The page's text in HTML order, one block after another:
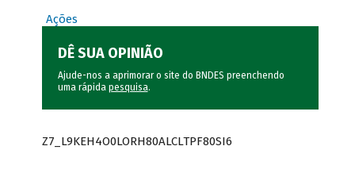
Ações
DÊ SUA OPINIÃO
Ajude-nos a aprimorar o site do BNDES preenchendo
uma rápida pesquisa.
Z7_L9KEH4O0LORH80ALCLTPF80SI6